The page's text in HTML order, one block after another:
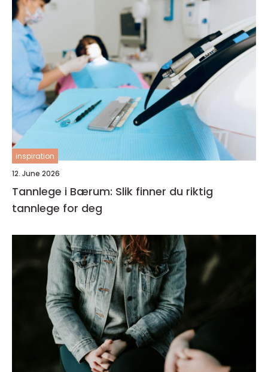
inspiration
12. June 2026
Tannlege i Bærum: Slik finner du riktig
tannlege for deg